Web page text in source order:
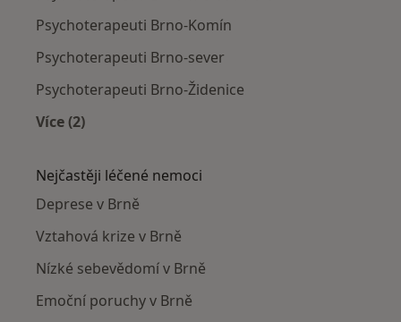
Psychoterapeuti Brno-Komín
Psychoterapeuti Brno-sever
Psychoterapeuti Brno-Židenice
Více (2)
Nejčastěji léčené nemoci
Deprese v Brně
Vztahová krize v Brně
Nízké sebevědomí v Brně
Emoční poruchy v Brně